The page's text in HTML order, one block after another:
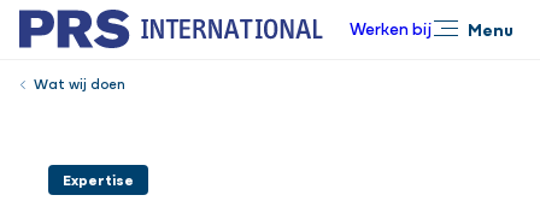
Werken bij Menu
Wat wij doen
Expertise
Sluiten